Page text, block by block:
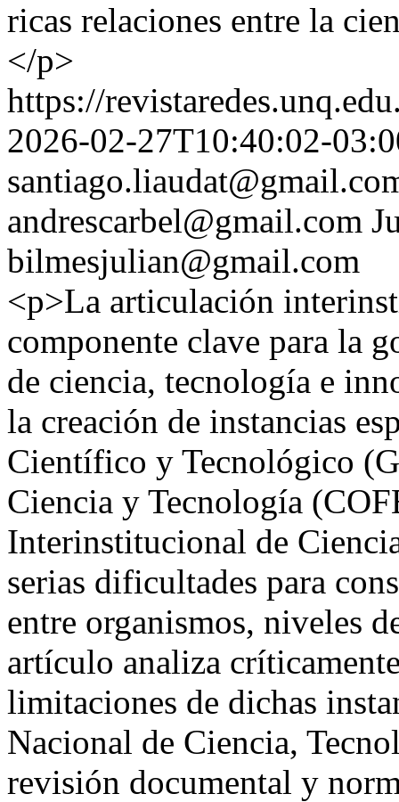
ricas relaciones entre la
</p>
https://
2026-02-27T10:40:02-
andrescarbel@gmail.com
bilmesjulian@gmail.com
<p>La articulación
componente clave para la
de ciencia, tecnología e
la creación de instancias
Científico y Tecnológico
Ciencia y Tecnología
Interinstitucional de
serias dificultades para
entre organismos, niveles
artículo analiza
limitaciones de dichas
Nacional de Ciencia,
revisión documental y